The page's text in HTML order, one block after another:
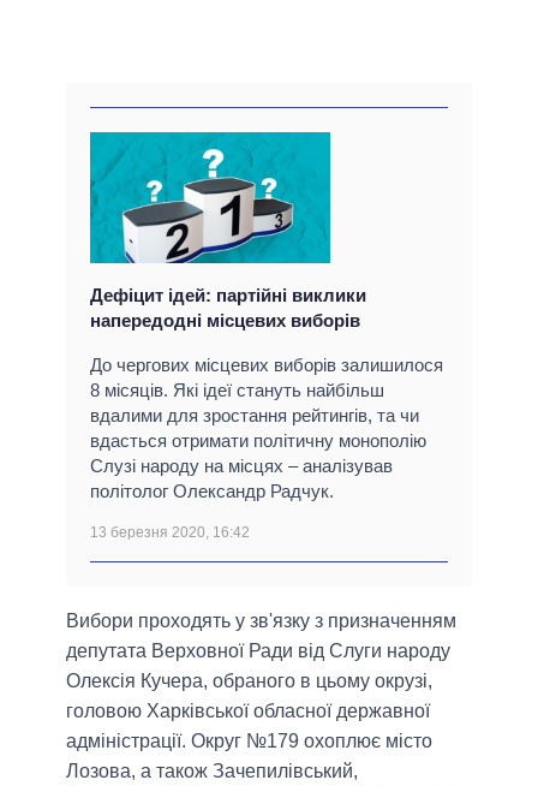
Дефіцит ідей: партійні виклики
напередодні місцевих виборів
До чергових місцевих виборів залишилося
8 місяців. Які ідеї стануть найбільш
вдалими для зростання рейтингів, та чи
вдасться отримати політичну монополію
Слузі народу на місцях – аналізував
політолог Олександр Радчук.
13 березня 2020, 16:42
Вибори проходять у зв'язку з призначенням
депутата Верховної Ради від Слуги народу
Олексія Кучера, обраного в цьому окрузі,
головою Харківської обласної державної
адміністрації. Округ №179 охоплює місто
Лозова, а також Зачепилівський,